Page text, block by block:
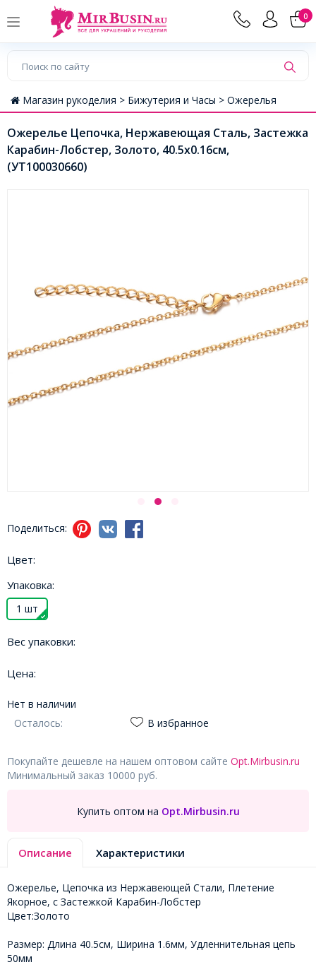
0
Магазин рукоделия > Бижутерия и Часы > Ожерелья
Ожерелье Цепочка, Нержавеющая Сталь, Застежка
Карабин-Лобстер, Золото, 40.5х0.16см,
(УТ100030660)
Поделиться:
Цвет:
Упаковка:
1 шт
Вес упаковки:
Цена:
Нет в наличии
Осталось:
В избранное
Покупайте дешевле на нашем оптовом сайте Opt.Mirbusin.ru
Минимальный заказ 10000 руб.
Купить оптом на Opt.Mirbusin.ru
Описание Характеристики
Ожерелье, Цепочка из Нержавеющей Стали, Плетение
Якорное, с Застежкой Карабин-Лобстер
Цвет:Золото
Размер: Длина 40.5см, Ширина 1.6мм, Удленнительная цепь
50мм